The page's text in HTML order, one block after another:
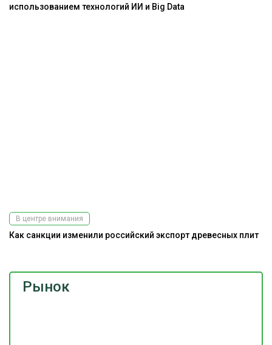
Рынок
использованием технологий ИИ и Big Data
В центре внимания
Как санкции изменили российский экспорт древесных плит